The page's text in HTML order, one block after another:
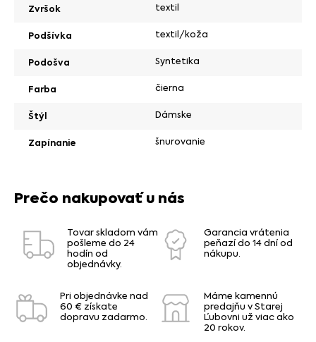
Zvršok textil
Podšívka textil/koža
Podošva Syntetika
Farba čierna
Štýl Dámske
Zapínanie šnurovanie
Prečo nakupovať u nás
Tovar skladom vám
pošleme do 24
hodín od
objednávky.
Garancia vrátenia
peňazí do 14 dní od
nákupu.
Pri objednávke nad
60 € získate
dopravu zadarmo.
Máme kamennú
predajňu v Starej
Ľubovni už viac ako
20 rokov.